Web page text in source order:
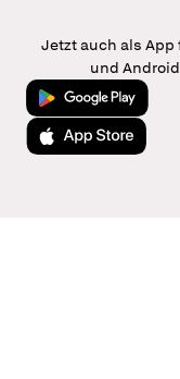
Jetzt auch als App
und Android
Jetzt bei Google Play
Laden im App Store